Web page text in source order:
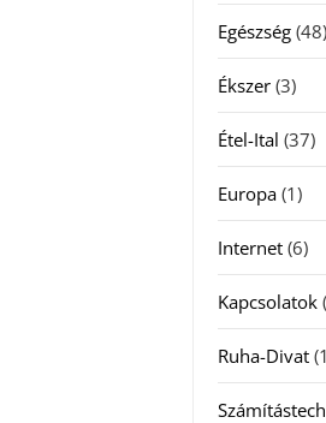
Egészség(48)
Ékszer(3)
Étel-Ital (37)
Europa(1)
Internet(6)
Kapcsolatok
Ruha-Divat